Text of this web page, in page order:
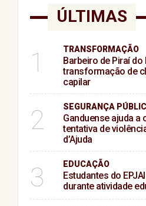
ÚLTIMAS
1 TRANSFORMAÇÃO
Barbeiro de Piraí
transformação de
capilar
2 SEGURANÇA
Ganduense ajuda a
tentativa de
d’Ajuda
3 EDUCAÇÃO
Estudantes do
durante atividade